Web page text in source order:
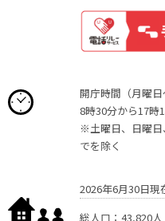
開庁時間（月曜日
8時30分から17時
※土曜日、日曜日
でを除く
2026年6月30日現
総人口：43,820人